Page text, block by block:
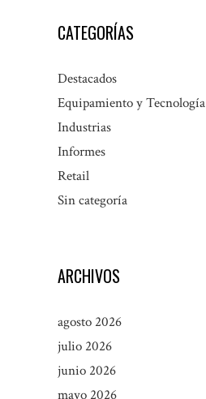
CATEGORÍAS
Destacados
Equipamiento y Tecnología
Industrias
Informes
Retail
Sin categoría
ARCHIVOS
agosto 2026
julio 2026
junio 2026
mayo 2026